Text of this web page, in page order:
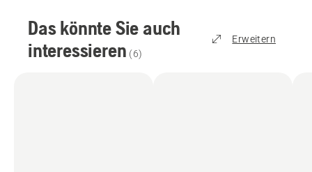
Das könnte Sie auch
interessieren (6)
Erweitern